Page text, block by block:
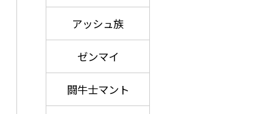
アッシュ族
ゼンマイ
闘牛士マント